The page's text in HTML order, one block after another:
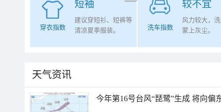
短袖
穿衣指数
建议穿短衫、短裤等
清凉夏季服装。
较不宜
洗车指数
风力较大，
蒙上灰尘。
天气资讯
今年第16号台风“琵鹭”生成 将向偏